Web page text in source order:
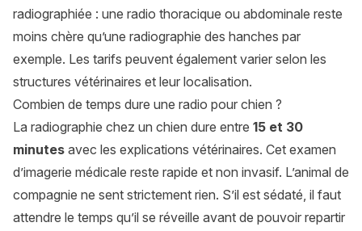
radiographiée : une radio thoracique ou abdominale reste
moins chère qu’une radiographie des hanches par
exemple. Les tarifs peuvent également varier selon les
structures vétérinaires et leur localisation.
Combien de temps dure une radio pour chien ?
La radiographie chez un chien dure entre 15 et 30
minutes avec les explications vétérinaires. Cet examen
d’imagerie médicale reste rapide et non invasif. L’animal de
compagnie ne sent strictement rien. S’il est sédaté, il faut
attendre le temps qu’il se réveille avant de pouvoir repartir